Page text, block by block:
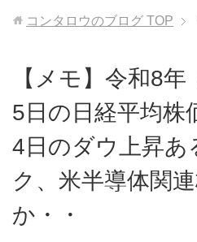
コンタロウのブログ TOP
【メモ】令和8年
5日の日経平均株
4日のダウ上昇あ
ク、米半導体関
か・・